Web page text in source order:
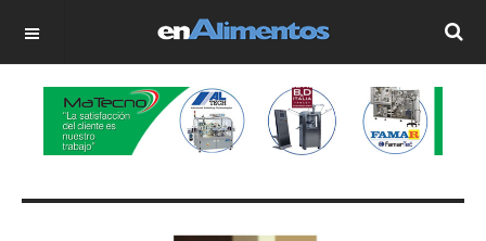
OFF CANVAS